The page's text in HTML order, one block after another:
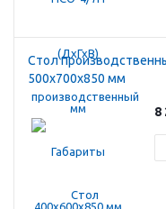
Стол
500х700х850 мм
8